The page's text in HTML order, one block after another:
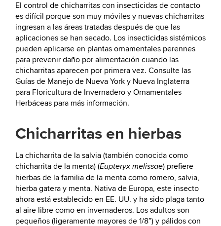
El control de chicharritas con insecticidas de contacto
es difícil porque son muy móviles y nuevas chicharritas
ingresan a las áreas tratadas después de que las
aplicaciones se han secado. Los insecticidas sistémicos
pueden aplicarse en plantas ornamentales perennes
para prevenir daño por alimentación cuando las
chicharritas aparecen por primera vez. Consulte las
Guías de Manejo de Nueva York y Nueva Inglaterra
para Floricultura de Invernadero y Ornamentales
Herbáceas para más información.
Chicharritas en hierbas
La chicharrita de la salvia (también conocida como
chicharrita de la menta) (Eupteryx melissae) prefiere
hierbas de la familia de la menta como romero, salvia,
hierba gatera y menta. Nativa de Europa, este insecto
ahora está establecido en EE. UU. y ha sido plaga tanto
al aire libre como en invernaderos. Los adultos son
pequeños (ligeramente mayores de 1/8”) y pálidos con